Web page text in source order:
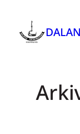
innhold